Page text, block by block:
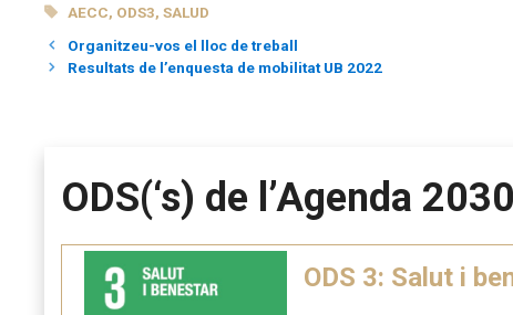
ETIQUETAS
AECC, ODS3,SALUD
Organitzeu-vos el lloc de treball
Resultats de l’enquesta de mobilitat UB 2022
ODS(‘s) de l’Agenda
ODS 3: Salut i